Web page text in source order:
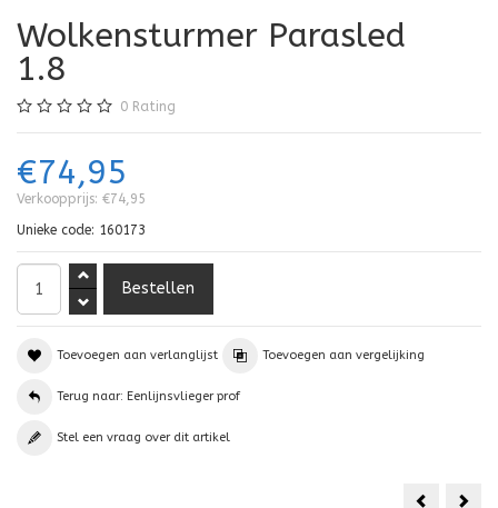
Wolkensturmer Parasled
1.8
0 Rating
€74,95
Verkoopprijs: €74,95
Unieke code: 160173
Toevoegen aan verlanglijst Toevoegen aan vergelijking
Terug naar: Eenlijnsvlieger prof
Stel een vraag over dit artikel